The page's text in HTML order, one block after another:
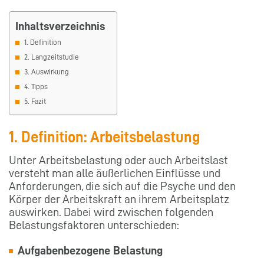
Inhaltsverzeichnis
1. Definition
2. Langzeitstudie
3. Auswirkung
4. Tipps
5. Fazit
1. Definition: Arbeitsbelastung
Unter Arbeitsbelastung oder auch Arbeitslast
versteht man alle äußerlichen Einflüsse und
Anforderungen, die sich auf die Psyche und den
Körper der Arbeitskraft an ihrem Arbeitsplatz
auswirken. Dabei wird zwischen folgenden
Belastungsfaktoren unterschieden:
Aufgabenbezogene Belastung